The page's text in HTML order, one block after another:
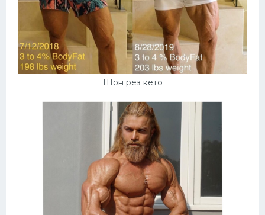
Шон рез кето
Хоккей
Велогонки
Конькобежный спорт
Тренажеры